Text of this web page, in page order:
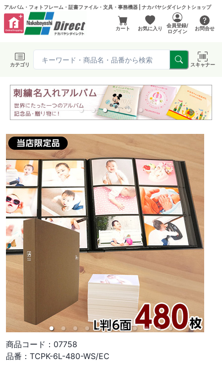
アルバム・フォトフレーム・証書ファイル・文具・事務機器 | ナカバヤシダイレクトショップ
カート お気に入り
会員登録/
ログイン
お問合せ
カテゴリ スキャナー
商品コード： 07758
品番： TCPK-6L-480-WS/EC